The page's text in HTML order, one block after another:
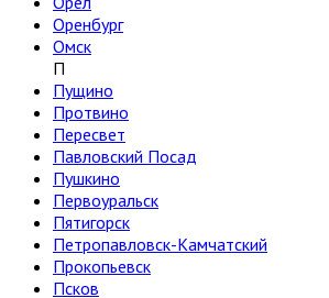
Оренбург
Омск
П
Пущино
Протвино
Пересвет
Павловский Посад
Пушкино
Первоуральск
Пятигорск
Петропавловск-Камчатский
Прокопьевск
Псков